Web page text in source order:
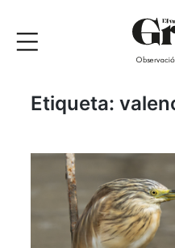
Etiqueta: